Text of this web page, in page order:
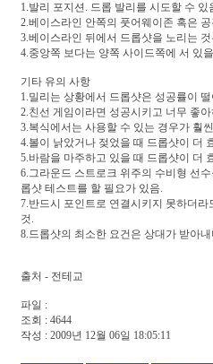
1.발리 포지션. 드롭 발리를 시도할 수 있
2.베이스라인 안쪽의 풋어웨이존 혹은
3.베이스라인 뒤에서 드롭샷을 노리는
4.중앙쪽 보다는 양쪽 사이드쪽에 서 있
기타 유의 사항
1.밀리는 상황에서 드롭샷은 성공률이 떨
2.친선 게임이라면 성공시키고 너무 좋
3.복식에서는 사용할 수 있는 경우가 훨
4.볼이 낡았거나 젖었을 때 드롭샷이 더
5.바람을 마주하고 있을 때 드롭샷이 더
6.그라운드 스트로크 위주의 수비형 선
롭샷 테스트를 할 필요가 있음.
7.반드시 포인트로 연결시키지 못하더
것.
8.드롭샷의 최소한 요건은 상대가 받아
출처 - 전테교
파일 :
조회 : 4644
작성 : 2009년 12월 06일 18:05:11